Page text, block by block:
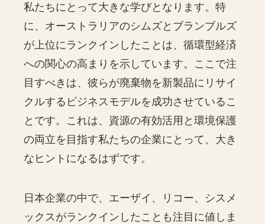
私たちにとって大きな学びとなります。特
に、オーストラリアのシムズとブランブルズ
が上位にランクインしたことは、循環型経済
への関心の高まりを示しています。ここで注
目すべきは、彼らが廃棄物を新製品にリサイ
クルするビジネスモデルを成功させているこ
とです。これは、資源の有効活用と環境保護
の両立を目指す私たちの企業にとって、大き
なヒントになるはずです。
日本企業の中で、エーザイ、リコー、シスメ
ックスがランクインしたことも注目に値しま